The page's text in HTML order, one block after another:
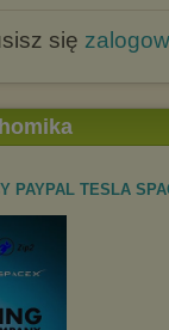
się
PAYPAL TESLA